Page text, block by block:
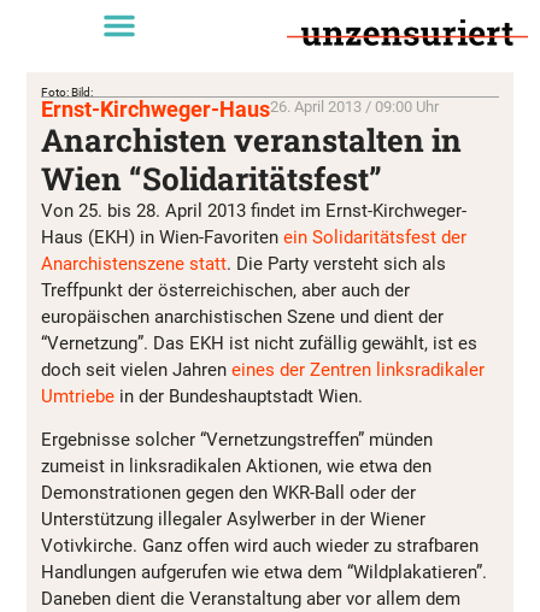
Foto: Bild:
Ernst-Kirchweger-Haus26. April 2013 / 09:00 Uhr
Anarchisten veranstalten in
Wien “Solidaritätsfest”
Von 25. bis 28. April 2013 findet im Ernst-Kirchweger-
Haus (EKH) in Wien-Favoriten ein Solidaritätsfest der
Anarchistenszene statt. Die Party versteht sich als
Treffpunkt der österreichischen, aber auch der
europäischen anarchistischen Szene und dient der
“Vernetzung”. Das EKH ist nicht zufällig gewählt, ist es
doch seit vielen Jahren eines der Zentren linksradikaler
Umtriebe in der Bundeshauptstadt Wien.
Ergebnisse solcher “Vernetzungstreffen” münden
zumeist in linksradikalen Aktionen, wie etwa den
Demonstrationen gegen den WKR-Ball oder der
Unterstützung illegaler Asylwerber in der Wiener
Votivkirche. Ganz offen wird auch wieder zu strafbaren
Handlungen aufgerufen wie etwa dem “Wildplakatieren”.
Daneben dient die Veranstaltung aber vor allem dem